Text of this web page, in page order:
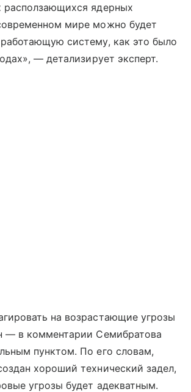
расползающихся ядерных
мире можно будет
систему, как это было
— детализирует эксперт.
на возрастающие угрозы
— в комментарии Семибратова
пунктом. По его словам,
хороший технический задел,
угрозы будет адекватным.